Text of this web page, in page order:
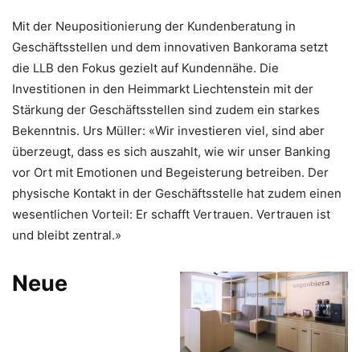
Mit der Neupositionierung der Kundenberatung in
Geschäftsstellen und dem innovativen Bankorama setzt
die LLB den Fokus gezielt auf Kundennähe. Die
Investitionen in den Heimmarkt Liechtenstein mit der
Stärkung der Geschäftsstellen sind zudem ein starkes
Bekenntnis. Urs Müller: «Wir investieren viel, sind aber
überzeugt, dass es sich auszahlt, wie wir unser Banking
vor Ort mit Emotionen und Begeisterung betreiben. Der
physische Kontakt in der Geschäftsstelle hat zudem einen
wesentlichen Vorteil: Er schafft Vertrauen. Vertrauen ist
und bleibt zentral.»
Neue